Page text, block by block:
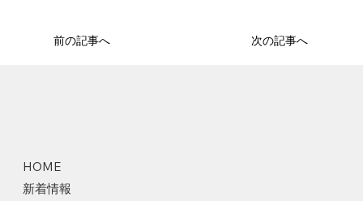
前の記事へ 次の記事へ
HOME
新着情報